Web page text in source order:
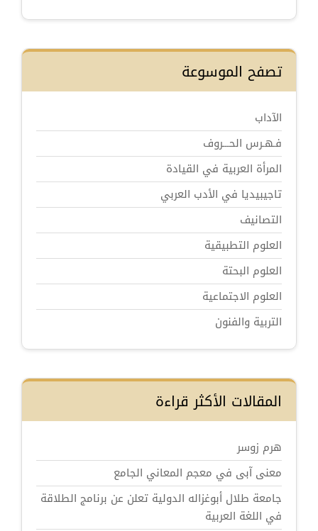
تصفح الموسوعة
الآداب
فـهـرس الحـــروف
المرأة العربية في القيادة
تاجيبيديا في الأدب العربي
التصانيف
العلوم التطبيقية
العلوم البحتة
العلوم الاجتماعية
التربية والفنون
المقالات الأكثر قراءة
هرم زوسر
معنى آبى في معجم المعاني الجامع
جامعة طلال أبوغزاله الدولية تعلن عن برنامج الطلاقة
في اللغة العربية